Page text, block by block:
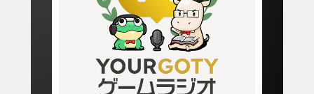
今作はナンバリング続編や外伝などの新規タイトル
ではなく、第1作目のリメイク版でオリジナルからゲ